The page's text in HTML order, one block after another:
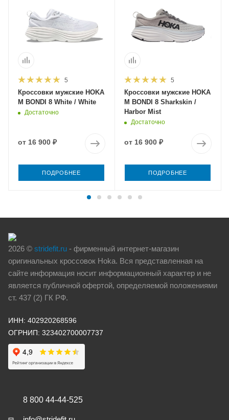
5
Кроссовки мужские HOKA
M BONDI 8 White / White
Достаточно
от 16 900 ₽
ПОДРОБНЕЕ
5
Кроссовки мужские HOKA
M BONDI 8 Sharkskin /
Harbor Mist
Достаточно
от 16 900 ₽
ПОДРОБНЕЕ
2026 © stridefit.ru - фирменный интернет-магазин
оригинальных кроссовок Hoka. Вся представленная на
сайте информация носит информационный характер и не
является публичной офертой, определяемой положениями
ст. 437 (2) ГК РФ.
ИНН: 402920268596
ОГРНИП: 323402700007737
8 800 44-44-525